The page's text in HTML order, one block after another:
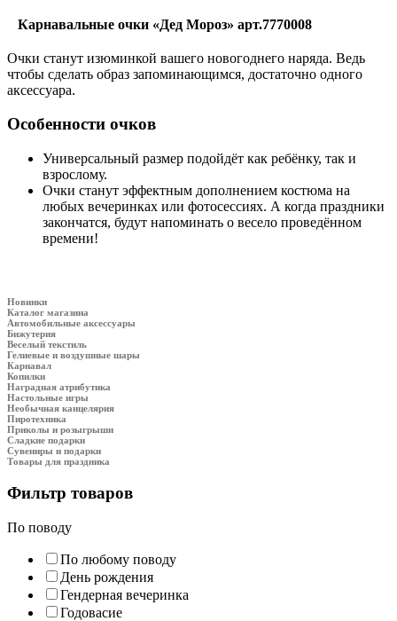
Карнавальные очки «Дед Мороз» арт.7770008
Очки станут изюминкой вашего новогоднего наряда. Ведь
чтобы сделать образ запоминающимся, достаточно одного
аксессуара.
Особенности очков
Универсальный размер подойдёт как ребёнку, так и
взрослому.
Очки станут эффектным дополнением костюма на
любых вечеринках или фотосессиях. А когда праздники
закончатся, будут напоминать о весело проведённом
времени!
Новинки
Каталог магазина
Автомобильные аксессуары
Бижутерия
Веселый текстиль
Гелиевые и воздушные шары
Карнавал
Копилки
Наградная атрибутика
Настольные игры
Необычная канцелярия
Пиротехника
Приколы и розыгрыши
Сладкие подарки
Сувениры и подарки
Товары для праздника
Фильтр товаров
По поводу
По любому поводу
День рождения
Гендерная вечеринка
Годовасие